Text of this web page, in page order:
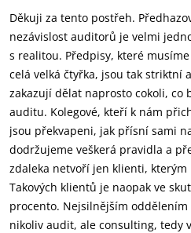
Děkuji za tento postřeh.
nezávislost auditorů je velmi
s realitou. Předpisy, které
celá velká čtyřka, jsou tak striktní
zakazují dělat naprosto cokoli, co
auditu. Kolegové, kteří k nám
jsou překvapeni, jak přísní sami
dodržujeme veškerá pravidla a
zdaleka netvoří jen klienti,
Takových klientů je naopak ve
procento. Nejsilnějším oddělením
nikoliv audit, ale consulting, tedy